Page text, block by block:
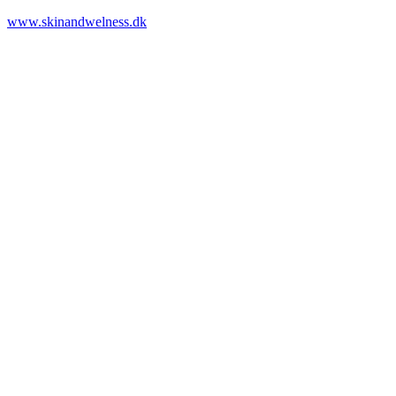
www.skinandwelness.dk